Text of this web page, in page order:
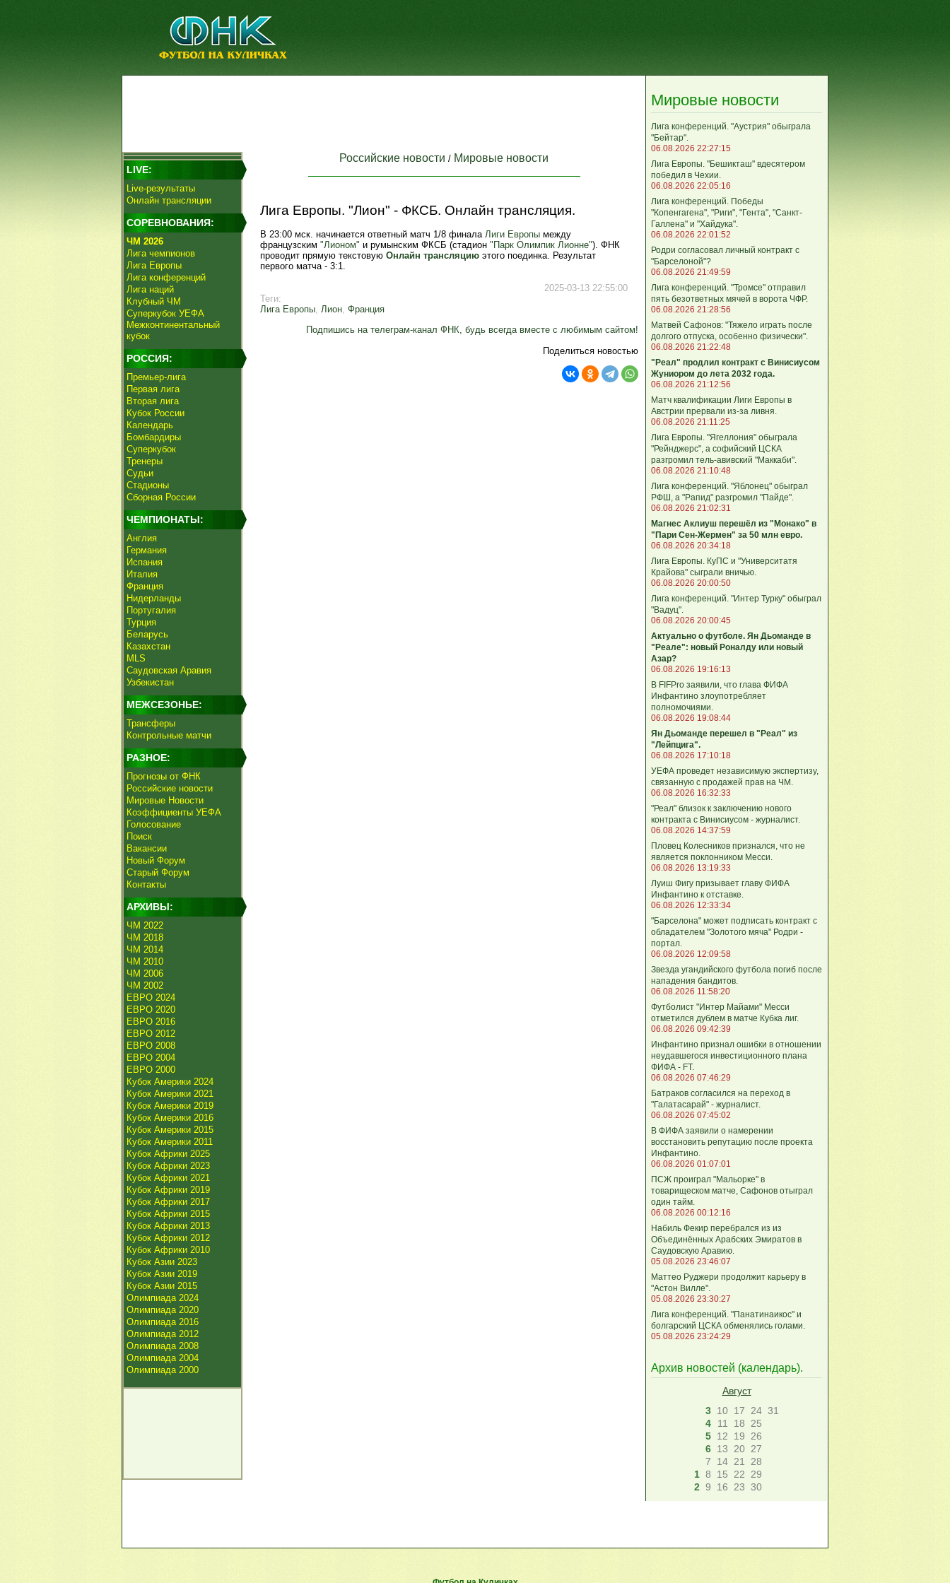
LIVE:
Live-результаты
Онлайн трансляции
СОРЕВНОВАНИЯ:
ЧМ 2026
Лига чемпионов
Лига Европы
Лига конференций
Лига наций
Клубный ЧМ
Суперкубок УЕФА
Межконтинентальный
кубок
РОССИЯ:
Премьер-лига
Первая лига
Вторая лига
Кубок России
Календарь
Бомбардиры
Суперкубок
Тренеры
Судьи
Стадионы
Сборная России
ЧЕМПИОНАТЫ:
Англия
Германия
Испания
Италия
Франция
Нидерланды
Португалия
Турция
Беларусь
Казахстан
MLS
Саудовская Аравия
Узбекистан
МЕЖСЕЗОНЬЕ:
Трансферы
Контрольные матчи
РАЗНОЕ:
Прогнозы от ФНК
Российские новости
Мировые Новости
Коэффициенты УЕФА
Голосование
Поиск
Вакансии
Новый Форум
Старый Форум
Контакты
АРХИВЫ:
ЧМ 2022
ЧМ 2018
ЧМ 2014
ЧМ 2010
ЧМ 2006
ЧМ 2002
ЕВРО 2024
ЕВРО 2020
ЕВРО 2016
ЕВРО 2012
ЕВРО 2008
ЕВРО 2004
ЕВРО 2000
Кубок Америки 2024
Кубок Америки 2021
Кубок Америки 2019
Кубок Америки 2016
Кубок Америки 2015
Кубок Америки 2011
Кубок Африки 2025
Кубок Африки 2023
Кубок Африки 2021
Кубок Африки 2019
Кубок Африки 2017
Кубок Африки 2015
Кубок Африки 2013
Кубок Африки 2012
Кубок Африки 2010
Кубок Азии 2023
Кубок Азии 2019
Кубок Азии 2015
Олимпиада 2024
Олимпиада 2020
Олимпиада 2016
Олимпиада 2012
Олимпиада 2008
Олимпиада 2004
Олимпиада 2000
Российские новости / Мировые новости
Лига Европы. "Лион" - ФКСБ. Онлайн трансляция.
В 23:00 мск. начинается ответный матч 1/8 финала Лиги Европы между
французским "Лионом" и румынским ФКСБ (стадион "Парк Олимпик Лионне"). ФНК
проводит прямую текстовую Онлайн трансляцию этого поединка. Результат
первого матча - 3:1.
2025-03-13 22:55:00
Теги:
Лига Европы, Лион, Франция
Подпишись на телеграм-канал ФНК, будь всегда вместе с любимым сайтом!
Поделиться новостью
Мировые новости
Лига конференций. "Аустрия" обыграла
"Бейтар".
06.08.2026 22:27:15
Лига Европы. "Бешикташ" вдесятером
победил в Чехии.
06.08.2026 22:05:16
Лига конференций. Победы
"Копенгагена", "Риги", "Гента", "Санкт-
Галлена" и "Хайдука".
06.08.2026 22:01:52
Родри согласовал личный контракт с
"Барселоной"?
06.08.2026 21:49:59
Лига конференций. "Тромсе" отправил
пять безответных мячей в ворота ЧФР.
06.08.2026 21:28:56
Матвей Сафонов: "Тяжело играть после
долгого отпуска, особенно физически".
06.08.2026 21:22:48
"Реал" продлил контракт с Винисиусом
Жуниором до лета 2032 года.
06.08.2026 21:12:56
Матч квалификации Лиги Европы в
Австрии прервали из-за ливня.
06.08.2026 21:11:25
Лига Европы. "Ягеллония" обыграла
"Рейнджерс", а софийский ЦСКА
разгромил тель-авивский "Маккаби".
06.08.2026 21:10:48
Лига кoнференций. "Яблонец" обыграл
РФШ, а "Рапид" разгромил "Пайде".
06.08.2026 21:02:31
Магнес Аклиуш перешёл из "Монако" в
"Пари Сен-Жермен" за 50 млн евро.
06.08.2026 20:34:18
Лига Европы. КуПС и "Университатя
Крайова" сыграли вничью.
06.08.2026 20:00:50
Лига конференций. "Интер Турку" обыграл
"Вадуц".
06.08.2026 20:00:45
Актуально о футболе. Ян Дьоманде в
"Реале": новый Роналду или новый
Азар?
06.08.2026 19:16:13
В FIFPro заявили, что глава ФИФА
Инфантино злоупотребляет
полномочиями.
06.08.2026 19:08:44
Ян Дьоманде перешел в "Реал" из
"Лейпцига".
06.08.2026 17:10:18
УЕФА проведет независимую экспертизу,
связанную с продажей прав на ЧМ.
06.08.2026 16:32:33
"Реал" близок к заключению нового
контракта с Винисиусом - журналист.
06.08.2026 14:37:59
Пловец Колесников признался, что не
является поклонником Месси.
06.08.2026 13:19:33
Луиш Фигу призывает главу ФИФА
Инфантино к отставке.
06.08.2026 12:33:34
"Барселона" может подписать контракт с
обладателем "Золотого мяча" Родри -
портал.
06.08.2026 12:09:58
Звезда угандийского футбола погиб после
нападения бандитов.
06.08.2026 11:58:20
Футболист "Интер Майами" Месси
отметился дублем в матче Кубка лиг.
06.08.2026 09:42:39
Инфантино признал ошибки в отношении
неудавшегося инвестиционного плана
ФИФА - FT.
06.08.2026 07:46:29
Батраков согласился на переход в
"Галатасарай" - журналист.
06.08.2026 07:45:02
В ФИФА заявили о намерении
восстановить репутацию после проекта
Инфантино.
06.08.2026 01:07:01
ПСЖ проиграл "Мальорке" в
товарищеском матче, Сафонов отыграл
один тайм.
06.08.2026 00:12:16
Набиль Фекир перебрался из из
Объединённых Арабских Эмиратов в
Саудовскую Аравию.
05.08.2026 23:46:07
Маттео Руджери продолжит карьеру в
"Астон Вилле".
05.08.2026 23:30:27
Лига конференций. "Панатинаикос" и
болгарский ЦСКА обменялись голами.
05.08.2026 23:24:29
Архив новостей (календарь).
Август
3 10 17 24 31
4
11 18
25
5 12 19
26
6 13 20 27
7
14 21
28
1 8 15 22
29
2 9 16 23 30